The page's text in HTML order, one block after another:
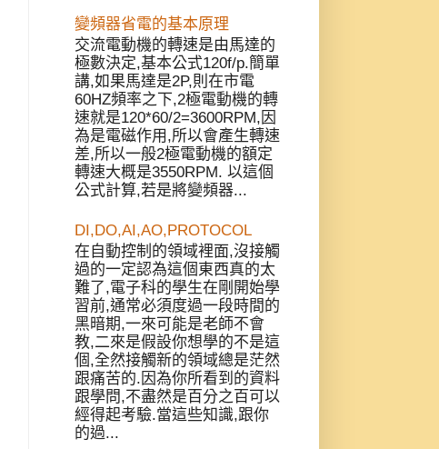
變頻器省電的基本原理
交流電動機的轉速是由馬達的
極數決定,基本公式120f/p.簡單
講,如果馬達是2P,則在市電
60HZ頻率之下,2極電動機的轉
速就是120*60/2=3600RPM,因
為是電磁作用,所以會產生轉速
差,所以一般2極電動機的額定
轉速大概是3550RPM. 以這個
公式計算,若是將變頻器...
DI,DO,AI,AO,PROTOCOL
在自動控制的領域裡面,沒接觸
過的一定認為這個東西真的太
難了,電子科的學生在剛開始學
習前,通常必須度過一段時間的
黑暗期,一來可能是老師不會
教,二來是假設你想學的不是這
個,全然接觸新的領域總是茫然
跟痛苦的.因為你所看到的資料
跟學問,不盡然是百分之百可以
經得起考驗.當這些知識,跟你
的過...